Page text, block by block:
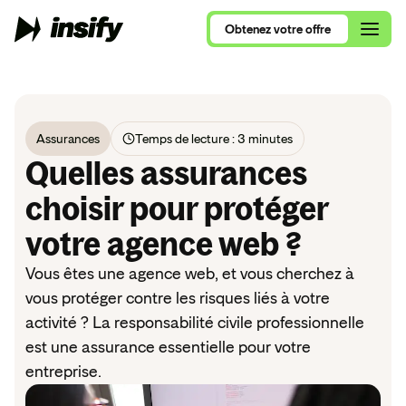
Qui sommes-nous ?
Nous rejoindre
Contactez nos équipes
Alimentation et Restauration
Ameublement et Maison
Art, Culture et Évènements
Beauté, Bien-Être et Sport
Commerces de détail
Conseil et Services
Santé et Parapharmacie
Assurance Multirisque Professionnelle
RC Pro et Exploitation
Protection Juridique Professionnelle
Nos assurances pour auto-entrepreneur
Nos assurances pour consultants
Nos assurances pour nouvel entrepreneur
Se lancer en 2026
Comparatif RC Pro 2026
RC Pro ou Multirisque Professionnelle ?
Consultants, ce que vous devez savoir
VTC, le guide complet
Tous nos articles de blog
Obtenez votre offre
Assurances Temps de lecture : 3 minutes
Quelles assurances
choisir pour protéger
votre agence web ?
Vous êtes une agence web, et vous cherchez à
vous protéger contre les risques liés à votre
activité ? La responsabilité civile professionnelle
est une assurance essentielle pour votre
entreprise.